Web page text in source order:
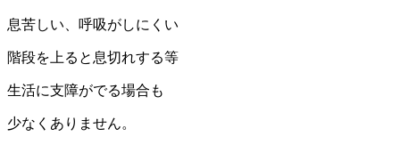
息苦しい、呼吸がしにくい
階段を上ると息切れする等
生活に支障がでる場合も
少なくありません。